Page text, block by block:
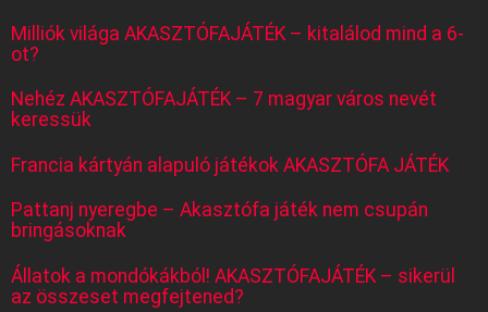
Milliók világa AKASZTÓFAJÁTÉK – kitalálod mind a 6-
ot?
Nehéz AKASZTÓFAJÁTÉK – 7 magyar város nevét
keressük
Francia kártyán alapuló játékok AKASZTÓFA JÁTÉK
Pattanj nyeregbe – Akasztófa játék nem csupán
bringásoknak
Állatok a mondókákból! AKASZTÓFAJÁTÉK – sikerül
az összeset megfejtened?